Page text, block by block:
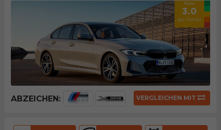
Note
3.0
der Fahrer
ABZEICHEN: VERGLEICHEN MIT